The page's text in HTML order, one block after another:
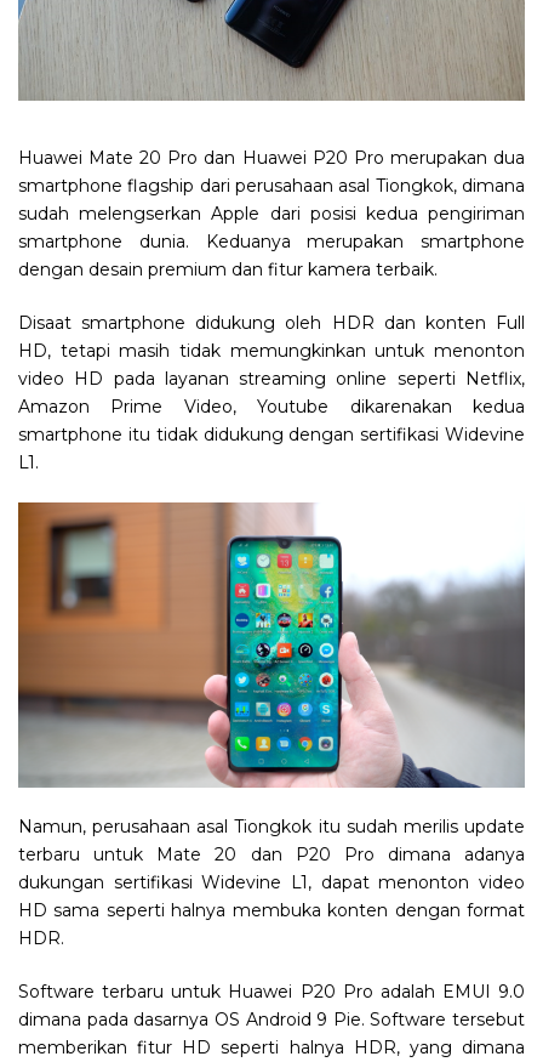
Huawei Mate 20 Pro dan Huawei P20 Pro merupakan dua
smartphone flagship dari perusahaan asal Tiongkok, dimana
sudah melengserkan Apple dari posisi kedua pengiriman
smartphone dunia. Keduanya merupakan smartphone
dengan desain premium dan fitur kamera terbaik.
Disaat smartphone didukung oleh HDR dan konten Full
HD, tetapi masih tidak memungkinkan untuk menonton
video HD pada layanan streaming online seperti Netflix,
Amazon Prime Video, Youtube dikarenakan kedua
smartphone itu tidak didukung dengan sertifikasi Widevine
L1.
Namun, perusahaan asal Tiongkok itu sudah merilis update
terbaru untuk Mate 20 dan P20 Pro dimana adanya
dukungan sertifikasi Widevine L1, dapat menonton video
HD sama seperti halnya membuka konten dengan format
HDR.
Software terbaru untuk Huawei P20 Pro adalah EMUI 9.0
dimana pada dasarnya OS Android 9 Pie. Software tersebut
memberikan fitur HD seperti halnya HDR, yang dimana